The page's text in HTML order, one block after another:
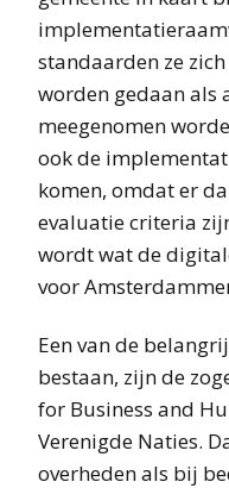
standaarden ze
worden gedaan als
meegenomen
ook de
komen, omdat er
evaluatie criteria
wordt wat de
voor
Een van de
bestaan, zijn de
for Business and
Verenigde Naties.
overheden als bij